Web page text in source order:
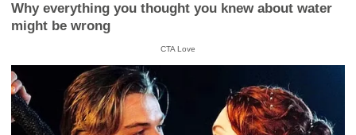
Why everything you thought you knew about water
might be wrong
CTA Love